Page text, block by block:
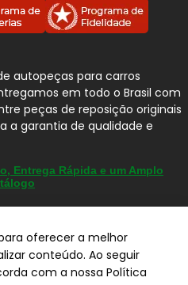
autopeças para carros
em todo o Brasil com
peças de reposição originais
a garantia de qualidade e
Entrega Rápida e um Amplo
Ltda.
oferecer a melhor
conteúdo. Ao seguir
com a nossa Política